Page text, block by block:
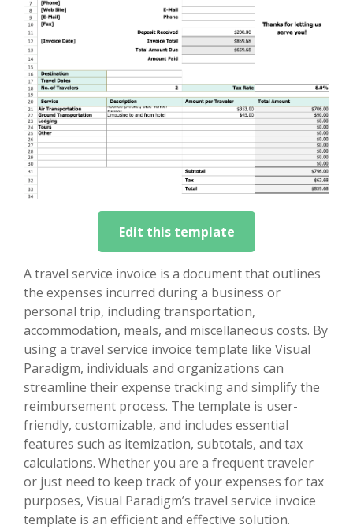
Edit this template
A travel service invoice is a document that outlines
the expenses incurred during a business or
personal trip, including transportation,
accommodation, meals, and miscellaneous costs. By
using a travel service invoice template like Visual
Paradigm, individuals and organizations can
streamline their expense tracking and simplify the
reimbursement process. The template is user-
friendly, customizable, and includes essential
features such as itemization, subtotals, and tax
calculations. Whether you are a frequent traveler
or just need to keep track of your expenses for tax
purposes, Visual Paradigm’s travel service invoice
template is an efficient and effective solution.